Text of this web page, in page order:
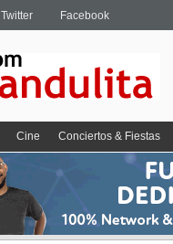
Twitter Facebook
Cine Conciertos & Fiestas